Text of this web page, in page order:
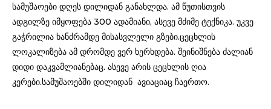
სამუშაოები დღეს დილიდან განახლდა. ამ წუთისთვის
ადგილზე იმყოფება 300 ადამიანი, ასევე მძიმე ტექნიკა. უკვე
გაჭრილია ხანძრამდე მისასვლელი გზები.ცეცხლის
ლოკალიზება ამ დრომდე ვერ ხერხდება. შეინიშნება ძალიან
დიდი დაკვამლიანებაც. ასევე არის ცეცხლის ღია
კერები.სამუშაოებში დილიდან ავიაციაც ჩაერთო.